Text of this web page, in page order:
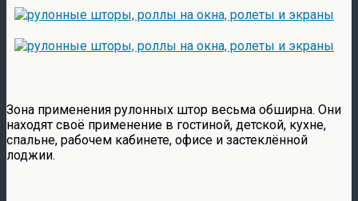
Зона применения рулонных штор весьма обширна. Они
находят своё применение в гостиной, детской, кухне,
спальне, рабочем кабинете, офисе и застеклённой
лоджии.